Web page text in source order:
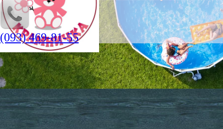
(093) 469-81-55